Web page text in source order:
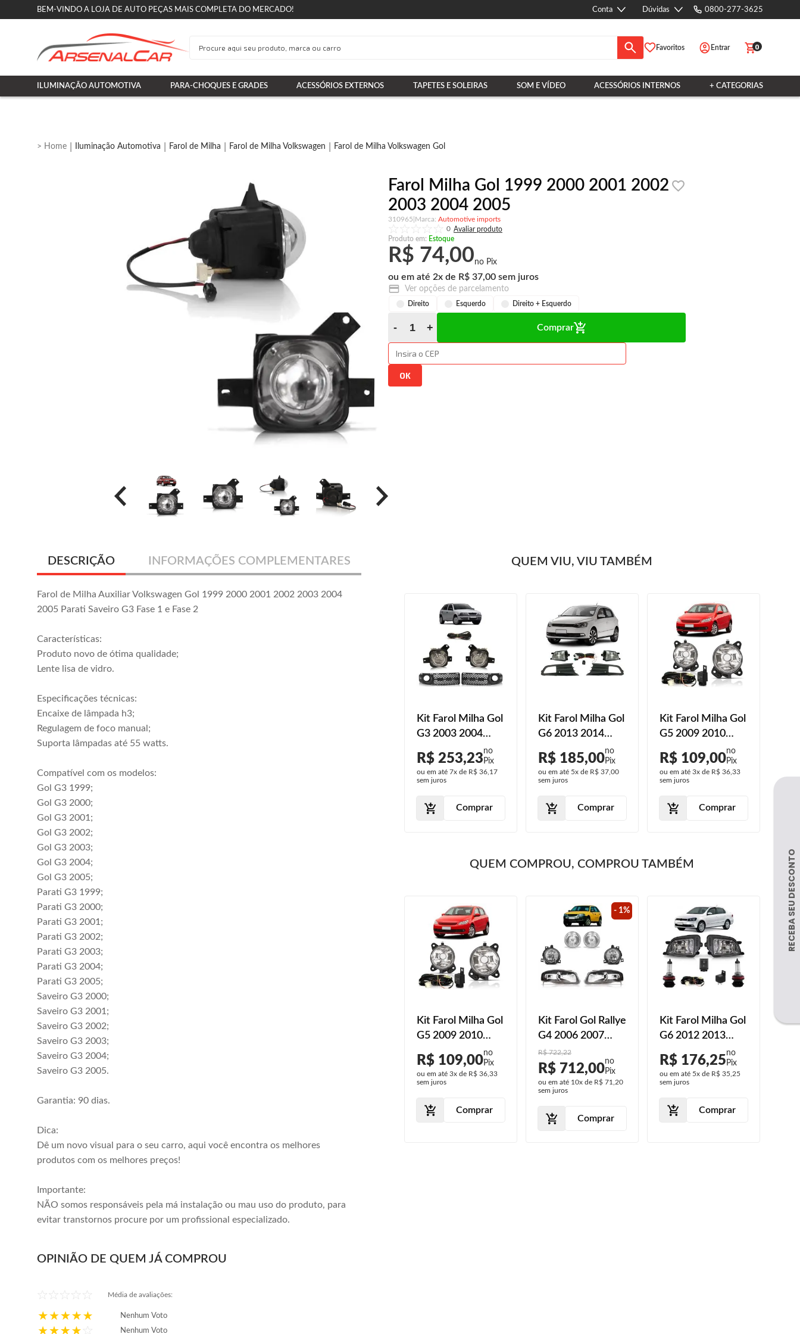
BEM-VINDO A LOJA DE AUTO PEÇAS MAIS COMPLETA DO MERCADO! Conta Dúvidas 0800-277-3625
Favoritos Entrar 0
ILUMINAÇÃO AUTOMOTIVA PARA-CHOQUES E GRADES ACESSÓRIOS EXTERNOS TAPETES E SOLEIRAS SOM E VÍDEO ACESSÓRIOS INTERNOS + CATEGORIAS
Iluminação Automotiva Farol de Milha Farol de Milha Volkswagen Farol de Milha Volkswagen Gol
Farol Milha Gol 1999 2000 2001 2002
2003 2004 2005
310965
Automotive imports
0
Produto em: Estoque
R$ 74,00
2x R$ 37,00
Ver opções de parcelamento
Direito Esquerdo Direito + Esquerdo
Comprar
DESCRIÇÃO INFORMAÇÕES COMPLEMENTARES
Farol de Milha Auxiliar Volkswagen Gol 1999 2000 2001 2002 2003 2004
2005 Parati Saveiro G3 Fase 1 e Fase 2
Características:
Produto novo de ótima qualidade;
Lente lisa de vidro.
Especificações técnicas:
Encaixe de lâmpada h3;
Regulagem de foco manual;
Suporta lâmpadas até 55 watts.
Compatível com os modelos:
Gol G3 1999;
Gol G3 2000;
Gol G3 2001;
Gol G3 2002;
Gol G3 2003;
Gol G3 2004;
Gol G3 2005;
Parati G3 1999;
Parati G3 2000;
Parati G3 2001;
Parati G3 2002;
Parati G3 2003;
Parati G3 2004;
Parati G3 2005;
Saveiro G3 2000;
Saveiro G3 2001;
Saveiro G3 2002;
Saveiro G3 2003;
Saveiro G3 2004;
Saveiro G3 2005.
Garantia: 90 dias.
Dica:
Dê um novo visual para o seu carro, aqui você encontra os melhores
produtos com os melhores preços!
Importante:
NÃO somos responsáveis pela má instalação ou mau uso do produto, para
evitar transtornos procure por um profissional especializado.
OPINIÃO DE QUEM JÁ COMPROU
Média de avaliações:
Nenhum Voto
Nenhum Voto
QUEM VIU, VIU TAMBÉM
Kit Farol Milha Gol
G5 2009 2010
2011 2012 Botão
Grade
ou em até 3xde R$ 36,33
sem juros
Comprar
Kit Farol Milha Gol
G3 2003 2004
Universal Com
Grade
R$ 253,23
ou em até 7x de R$ 36,17
sem juros
Comprar
Kit Farol Milha Gol
G6 2013 2014
2015 2016 Botão
Universal Moldura
Milha
R$ 185,00
ou em até 5x de R$ 37,00
sem juros
Comprar
Kit Farol Milha Gol
G5 2009 2010
2011 2012 Botão
Universal Sem
Grade
R$ 109,00
ou em até 3x de R$ 36,33
sem juros
Comprar
sem
QUEM COMPROU, COMPROU TAMBÉM
Kit Farol Milha Gol
G4 2003 2004
2005 2006 2007
2008 2009 2010
2014
R$ 129,00
ou em até 3xdeR$ 43,00
Kit Farol Milha Gol
G5 2009 2010
2011 2012 Botão
Universal Sem
Grade
R$ 109,00
ou em até 3x de R$ 36,33
sem juros
Comprar
- 1%
Kit Farol Gol Rallye
G4 2006 2007
2008 2009 2010
Máscara Negra
Farol Milha
R$ 722,22
R$ 712,00
ou em até 10x de R$ 71,20
sem juros
Comprar
Kit Farol Milha Gol
G6 2012 2013
2014 2015 2016
Par Lâmpada H8
R$ 176,25
ou em até 5x de R$ 35,25
sem juros
Comprar
Kit